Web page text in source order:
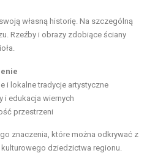
własną historię. Na szczególną
Rzeźby i obrazy zdobiące ściany
i lokalne tradycje artystyczne
i edukacja wiernych
przestrzeni
znaczenia, które można odkrywać z
dziedzictwa regionu.